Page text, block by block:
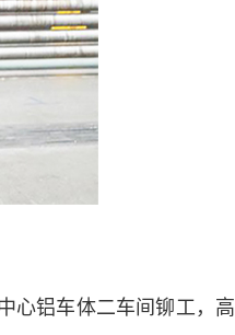
铝车体二车间铆工，高